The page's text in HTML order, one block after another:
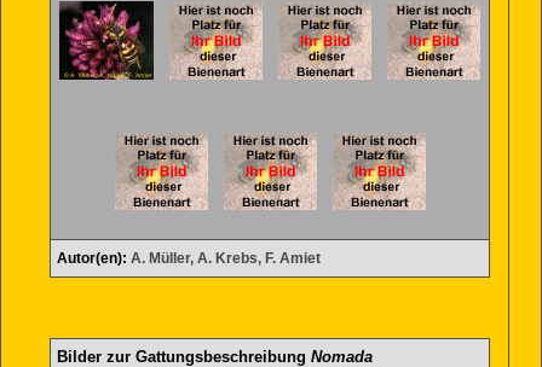
Autor(en): A. Müller, A. Krebs, F. Amiet
Bilder zur Gattungsbeschreibung Nomada